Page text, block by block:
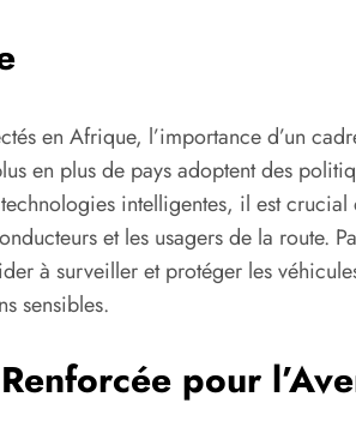
en Afrique, l’importance d’un
en plus de pays adoptent des
intelligentes, il est crucial
et les usagers de la route.
à surveiller et protéger les
sensibles.
pour